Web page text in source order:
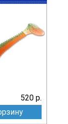
520 р.